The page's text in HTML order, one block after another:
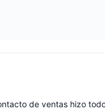
de ventas hizo